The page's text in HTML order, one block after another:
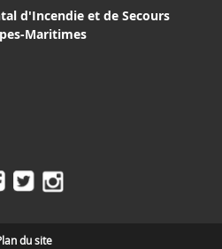
d'Incendie et de Secours
Maritimes
du site